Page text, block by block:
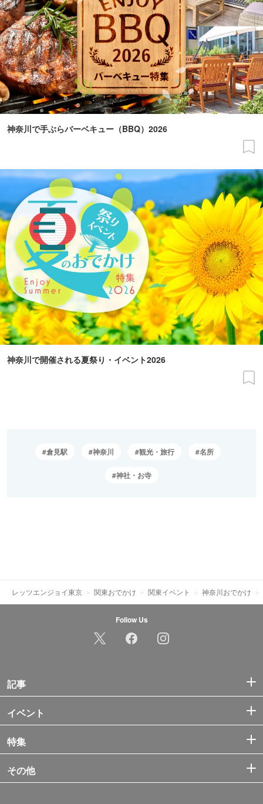
神奈川で手ぶらバーベキュー（BBQ）2026
神奈川で開催される夏祭り・イベント2026
倉見駅 神奈川 観光・旅行 名所
神社・お寺
レッツエンジョイ東京 関東おでかけ 関東イベント 神奈川おでかけ
Follow Us
記事
イベント
特集
その他